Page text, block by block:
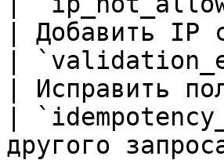
| Добавить
|
|
|
другого